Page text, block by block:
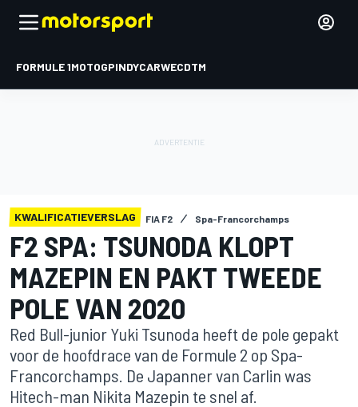
FORMULE 1MOTOGPINDYCARWECDTM
KWALIFICATIEVERSLAG FIA F2 Spa-Francorchamps
F2 SPA: TSUNODA KLOPT
MAZEPIN EN PAKT TWEEDE
POLE VAN 2020
Red Bull-junior Yuki Tsunoda heeft de pole gepakt
voor de hoofdrace van de Formule 2 op Spa-
Francorchamps. De Japanner van Carlin was
Hitech-man Nikita Mazepin te snel af.